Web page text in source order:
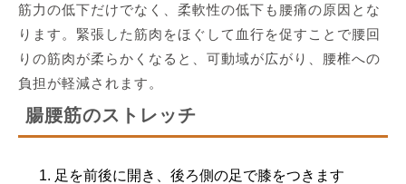
筋力の低下だけでなく、柔軟性の低下も腰痛の原因とな
ります。緊張した筋肉をほぐして血行を促すことで腰回
りの筋肉が柔らかくなると、可動域が広がり、腰椎への
負担が軽減されます。
腸腰筋のストレッチ
足を前後に開き、後ろ側の足で膝をつきます